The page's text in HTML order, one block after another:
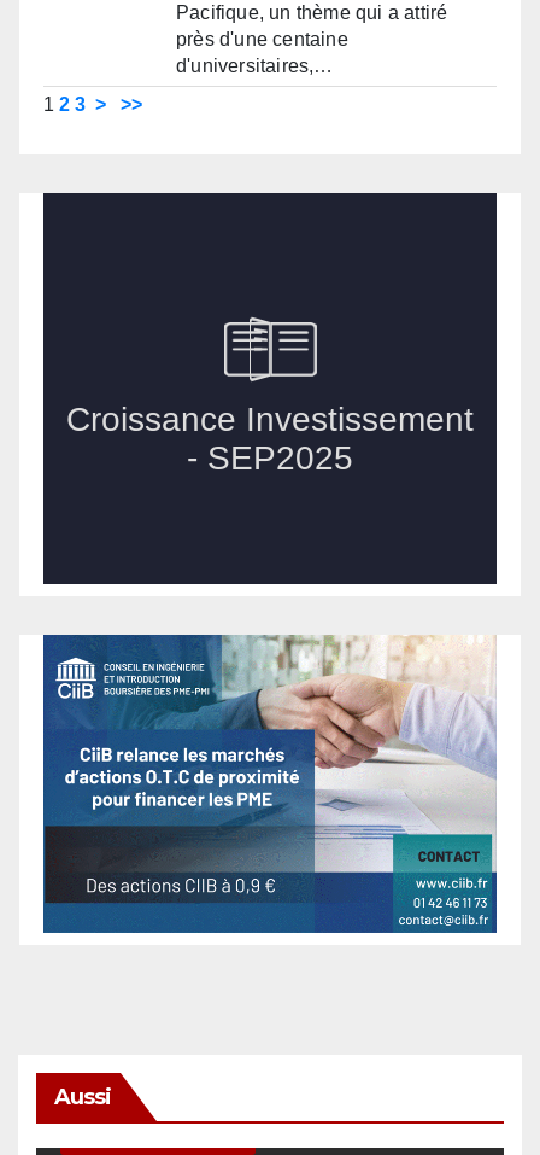
Pacifique, un thème qui a attiré
près d'une centaine
d'universitaires,…
1 2 3 > >>
Aussi